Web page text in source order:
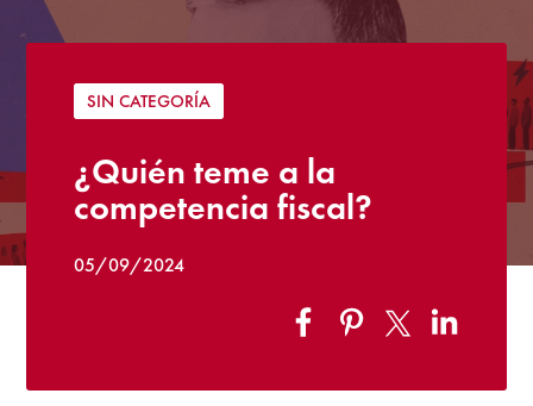
SIN CATEGORÍA
¿Quién teme a la
competencia fiscal?
05/09/2024